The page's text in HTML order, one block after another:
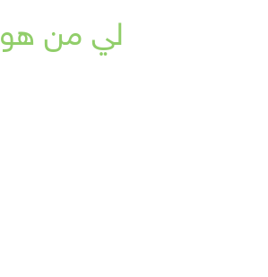
لي من هو